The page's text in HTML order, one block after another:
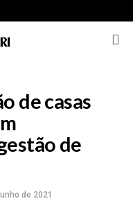
de casas
de
de 2021